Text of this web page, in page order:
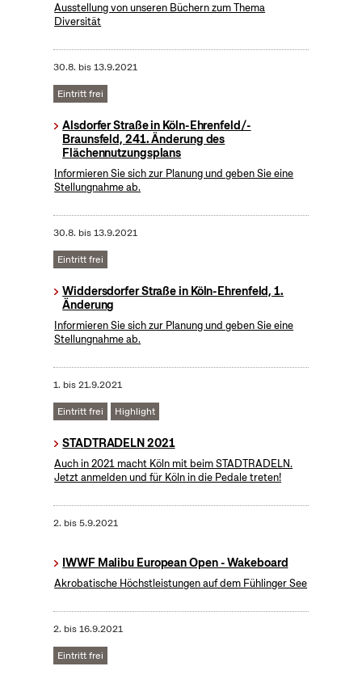
Ausstellung von unseren Büchern zum Thema
Diversität
30.8. bis13.9.2021
Eintritt frei
Alsdorfer Straße in Köln-Ehrenfeld/-
Braunsfeld, 241. Änderung des
Flächennutzungsplans
Informieren Sie sich zur Planung und geben Sie eine
Stellungnahme ab.
30.8. bis13.9.2021
Eintritt frei
Widdersdorfer Straße in Köln-Ehrenfeld, 1.
Änderung
Informieren Sie sich zur Planung und geben Sie eine
Stellungnahme ab.
1. bis21.9.2021
Eintritt frei Highlight
STADTRADELN 2021
Auch in 2021 macht Köln mit beim STADTRADELN.
Jetzt anmelden und für Köln in die Pedale treten!
2. bis5.9.2021
IWWF Malibu European Open - Wakeboard
Akrobatische Höchstleistungen auf dem Fühlinger See
2. bis16.9.2021
Eintritt frei